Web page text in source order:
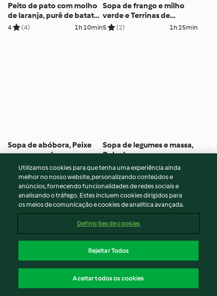
Peito de pato com molho
de laranja, purê de batata
e vagens
4 (4) 1h 10min
Sopa de frango e milho
verde e Terrinas de
brócolis
5 (2) 1h 25min
Sopa de abóbora, Peixe
com arroz e legumes,
Crumble de pera e maçã
(10) 1h
Sopa de legumes e massa,
Rolo de porco com
legumes, Pudins, Muffins
Nenhuma avaliação 1h 40min
Utilizamos cookies para que tenha uma experiência ainda
melhor no nosso website, personalizando conteúdos e
anúncios, fornecendo funcionalidades de redes sociais e
analisando o tráfego. Estes incluem cookies dirigidos para
os meios de comunicação e cookies de analítica avançada.
Definições de cookies
Rejeitar Todos
Aceitar todos os cookies